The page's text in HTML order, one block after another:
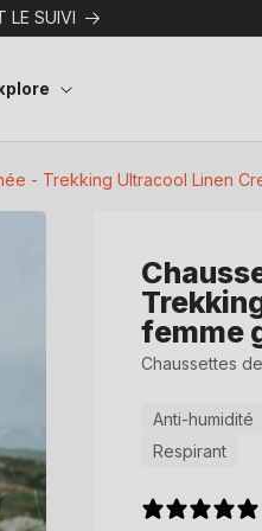
LE SUIVI
- Trekking Ultracool Linen
femme
Chaussettes
Anti-humidité
Respirant